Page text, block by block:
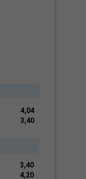
4,04
3,40
3,40
4,20